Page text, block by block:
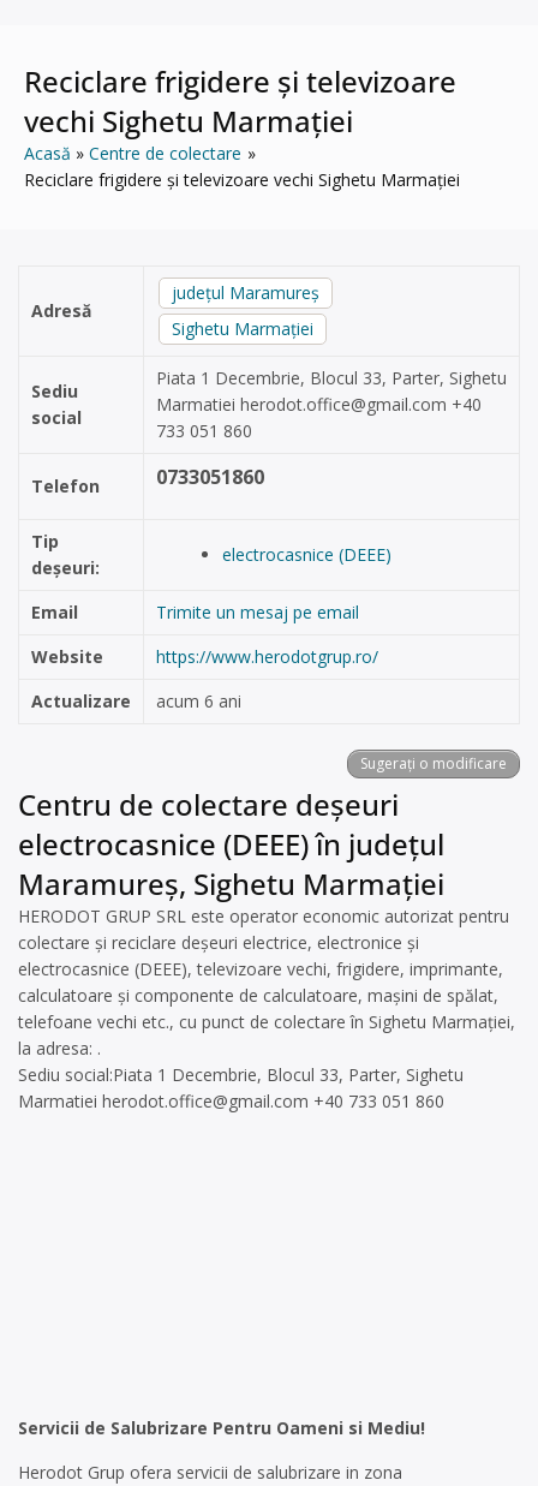
Reciclare frigidere și televizoare
vechi Sighetu Marmației
Acasă
Centre de colectare
Reciclare frigidere și televizoare vechi Sighetu Marmației
Adresă
județul Maramureș
Sighetu Marmației
Sediu
social
Piata 1 Decembrie, Blocul 33, Parter, Sighetu
Marmatiei herodot.office@gmail.com +40
733 051 860
Telefon 0733051860
Tip
deșeuri:
electrocasnice (DEEE)
Email
Trimite un mesaj pe email
Website
https://www.herodotgrup.ro/
Actualizare
acum 6 ani
Sugerați o modificare
Centru de colectare deșeuri
electrocasnice (DEEE) în județul
Maramureș, Sighetu Marmației
HERODOT GRUP SRL este operator economic autorizat pentru
colectare și reciclare deșeuri electrice, electronice și
electrocasnice (DEEE), televizoare vechi, frigidere, imprimante,
calculatoare și componente de calculatoare, mașini de spălat,
telefoane vechi etc., cu punct de colectare în Sighetu Marmației,
la adresa: .
Sediu social:Piata 1 Decembrie, Blocul 33, Parter, Sighetu
Marmatiei herodot.office@gmail.com +40 733 051 860
Servicii de Salubrizare Pentru Oameni si Mediu!
Herodot Grup ofera servicii de salubrizare in zona